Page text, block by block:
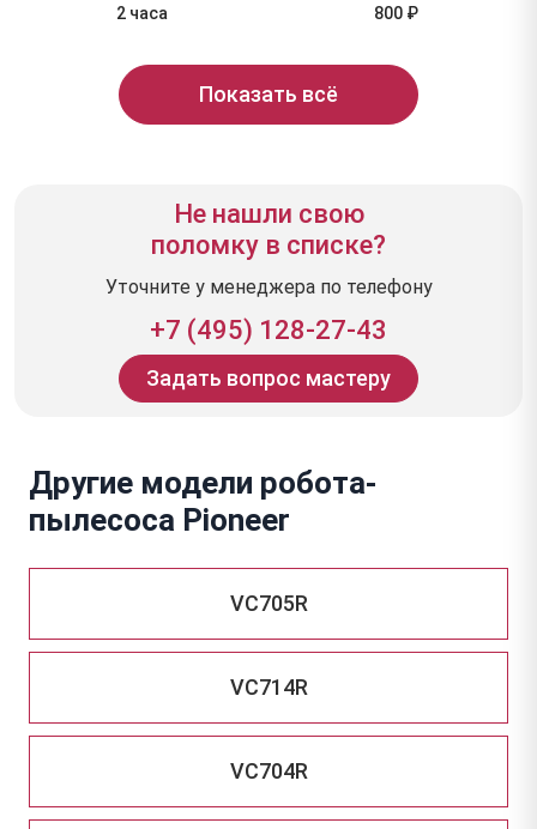
2 часа
800 ₽
Показать всё
Не нашли свою
поломку в списке?
Уточните у менеджера по телефону
+7 (495) 128-27-43
Задать вопрос мастеру
Другие модели робота-
пылесоса Pioneer
VC705R
VC714R
VC704R